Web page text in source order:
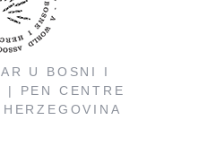
U BOSNI I
| PEN CENTRE